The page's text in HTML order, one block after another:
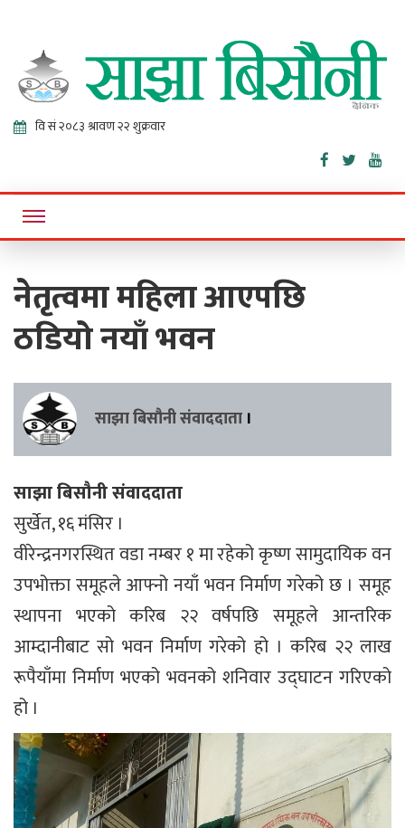
Sajha
Bisaunee
Online News Portal
नेतृत्वमा महिला आएपछि
ठडियो नयाँ भवन
साझा बिसौनी संवाददाता ।
साझा बिसौनी संवाददाता
सुर्खेत, १६ मंसिर ।
वीरेन्द्रनगरस्थित वडा नम्बर १ मा रहेको कृष्ण सामुदायिक वन
उपभोक्ता समूहले आफ्नो नयाँ भवन निर्माण गरेको छ । समूह
स्थापना भएको करिब २२ वर्षपछि समूहले आन्तरिक
आम्दानीबाट सो भवन निर्माण गरेको हो । करिब २२ लाख
रूपैयाँमा निर्माण भएको भवनको शनिवार उद्घाटन गरिएको
हो ।